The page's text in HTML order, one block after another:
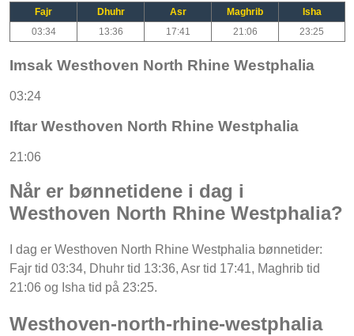
Fajr Dhuhr Asr Maghrib
Isha
03:34
13:36 17:41 21:06 23:25
Imsak Westhoven North Rhine Westphalia
03:24
Iftar Westhoven North Rhine Westphalia
21:06
Når er bønnetidene i dag i
Westhoven North Rhine Westphalia?
I dag er Westhoven North Rhine Westphalia bønnetider:
Fajr tid 03:34, Dhuhr tid 13:36, Asr tid 17:41, Maghrib tid
21:06 og Isha tid på 23:25.
Westhoven-north-rhine-westphalia